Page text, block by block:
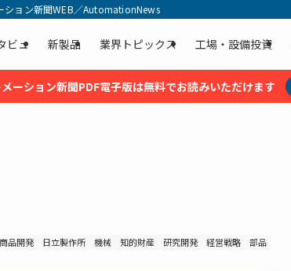
ション新聞WEB／AutomationNews
ビュ 新製品 業界トピックス 工場・設備投資
ーション新聞PDF電子版は無料でお読みいただけます
商品開発 日立製作所 機械 知的財産 研究開発 経営戦略 部品